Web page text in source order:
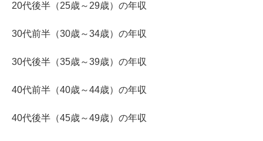
20代後半（25歳～29歳）の年収
30代前半（30歳～34歳）の年収
30代後半（35歳～39歳）の年収
40代前半（40歳～44歳）の年収
40代後半（45歳～49歳）の年収